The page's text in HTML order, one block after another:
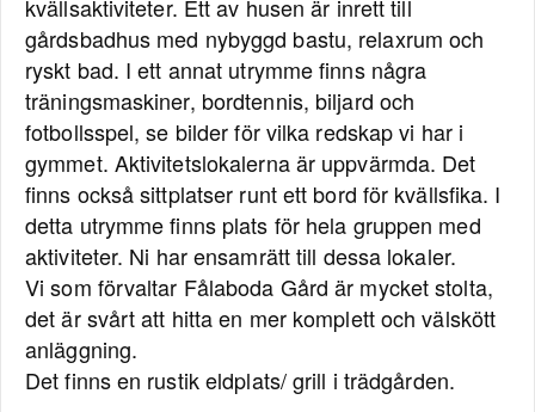
kvällsaktiviteter. Ett av husen är inrett till
gårdsbadhus med nybyggd bastu, relaxrum och
ryskt bad. I ett annat utrymme finns några
träningsmaskiner, bordtennis, biljard och
fotbollsspel, se bilder för vilka redskap vi har i
gymmet. Aktivitetslokalerna är uppvärmda. Det
finns också sittplatser runt ett bord för kvällsfika. I
detta utrymme finns plats för hela gruppen med
aktiviteter. Ni har ensamrätt till dessa lokaler.
Vi som förvaltar Fålaboda Gård är mycket stolta,
det är svårt att hitta en mer komplett och välskött
anläggning.
Det finns en rustik eldplats/ grill i trädgården.